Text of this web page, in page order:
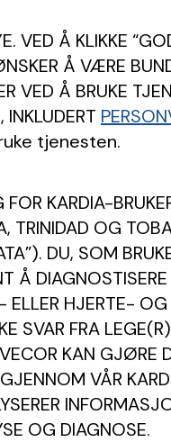
VED Å KLIKKE
Å VÆRE
VED Å BRUKE
tjenesten.
KARDIA-
TRINIDAD OG
DU, SOM
Å
HJERTE-
SVAR FRA
KAN GJØRE
VÅR
OG DIAGNOSE.